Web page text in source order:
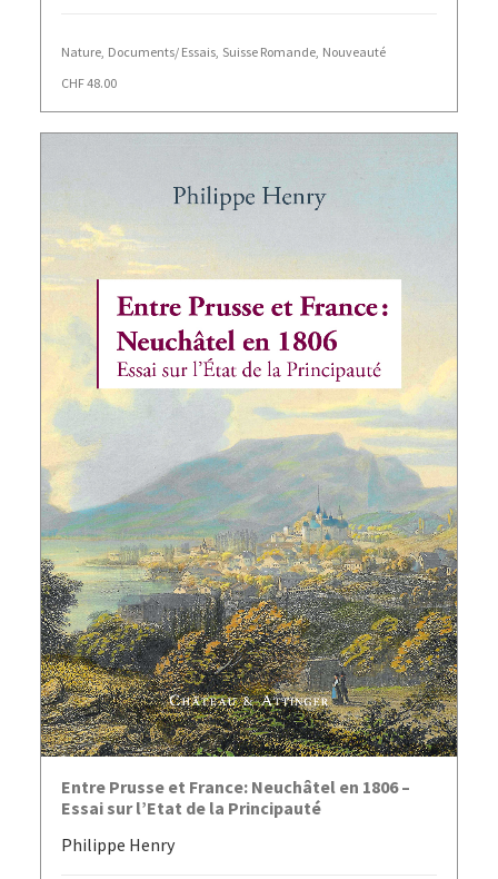
Nature, Documents/ Essais, Suisse Romande, Nouveauté
CHF48.00
AJOUTER AU PANIER
Entre Prusse et France: Neuchâtel en 1806 –
Essai sur l’Etat de la Principauté
Philippe Henry